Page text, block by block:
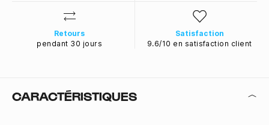
Retours
pendant 30 jours
Satisfaction
9.6/10 en satisfaction client
CARACTÉRISTIQUES